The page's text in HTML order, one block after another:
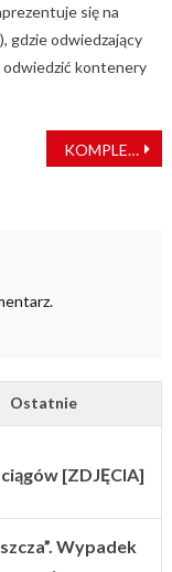
się na
gdzie odwiedzający
odwiedzić kontenery
KOMPLEKSOWY PARTNER DLA KOLEI
Ostatnie
[ZDJĘCIA]
Wypadek